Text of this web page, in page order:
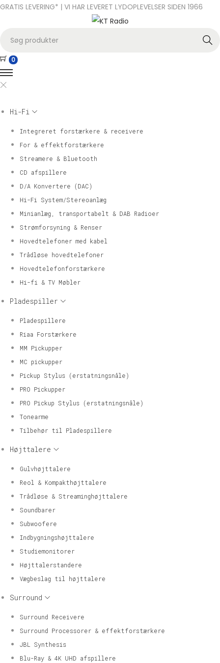
GRATIS LEVERING* | VI HAR LEVERET LYDOPLEVELSER SIDEN 1966
a
r
c
Søg
0
Hi-Fi
Integreret forstærkere & receivere
For & effektforstærkere
Streamere & Bluetooth
CD afspillere
D/A Konvertere (DAC)
Hi-Fi System/Stereoanlæg
Minianlæg, transportabelt & DAB Radioer
Strømforsyning & Renser
Hovedtelefoner med kabel
Trådløse hovedtelefoner
Hovedtelefonforstærkere
Hi-fi & TV Møbler
Pladespiller
Pladespillere
Riaa Forstærkere
MM Pickupper
MC pickupper
Pickup Stylus (erstatningsnåle)
PRO Pickupper
PRO Pickup Stylus (erstatningsnåle)
Tonearme
Tilbehør til Pladespillere
Højttalere
Gulvhøjttalere
Reol & Kompakthøjttalere
Trådløse & Streaminghøjttalere
Soundbarer
Subwoofere
Indbygningshøjttalere
Studiemonitorer
Højttalerstandere
Vægbeslag til højttalere
Surround
Surround Receivere
Surround Processorer & effektforstærkere
JBL Synthesis
Blu-Ray & 4K UHD afspillere